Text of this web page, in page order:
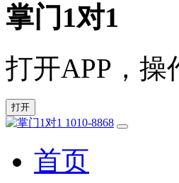
掌门1对1
打开APP，操
打开
1010-8868
首页